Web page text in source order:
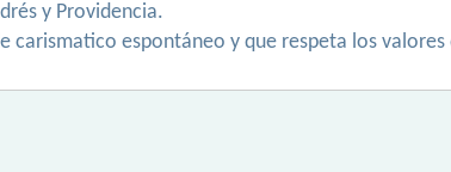
y Providencia.
carismatico espontáneo y que respeta los valores